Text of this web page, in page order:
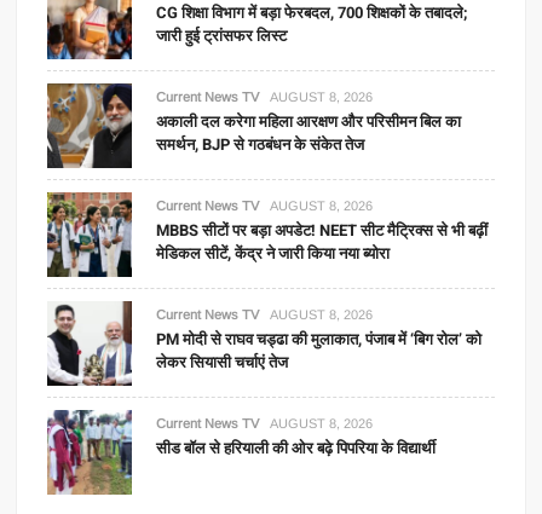
CG शिक्षा विभाग में बड़ा फेरबदल, 700 शिक्षकों के तबादले;
जारी हुई ट्रांसफर लिस्ट
Current News TV AUGUST 8, 2026
अकाली दल करेगा महिला आरक्षण और परिसीमन बिल का
समर्थन, BJP से गठबंधन के संकेत तेज
Current News TV AUGUST 8, 2026
MBBS सीटों पर बड़ा अपडेट! NEET सीट मैट्रिक्स से भी बढ़ीं
मेडिकल सीटें, केंद्र ने जारी किया नया ब्योरा
Current News TV AUGUST 8, 2026
PM मोदी से राघव चड्ढा की मुलाकात, पंजाब में ‘बिग रोल’ को
लेकर सियासी चर्चाएं तेज
Current News TV AUGUST 8, 2026
सीड बॉल से हरियाली की ओर बढ़े पिपरिया के विद्यार्थी